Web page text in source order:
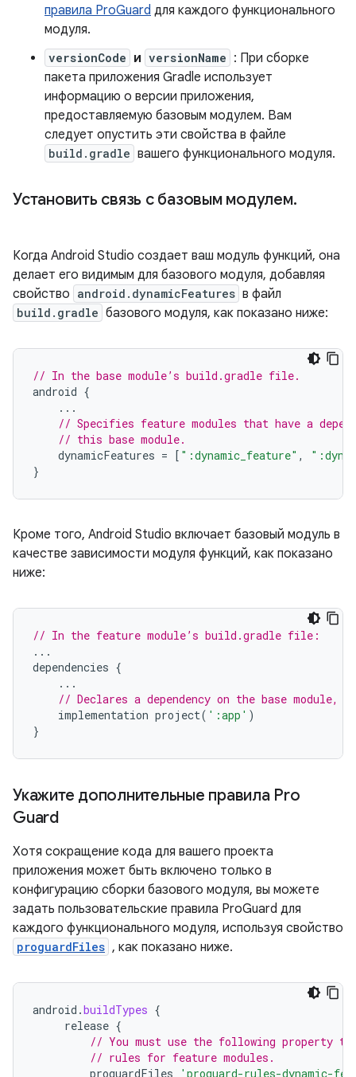
правила ProGuard для каждого функционального
модуля.
versionCode и versionName : При сборке
пакета приложения Gradle использует
информацию о версии приложения,
предоставляемую базовым модулем. Вам
следует опустить эти свойства в файле
build.gradle вашего функционального модуля.
Установить связь с базовым модулем.
Когда Android Studio создает ваш модуль функций, она
делает его видимым для базового модуля, добавляя
свойство android.dynamicFeatures в файл
build.gradle базового модуля, как показано ниже:
// In the base module’s build.gradle file.
android {
...
// Specifies feature modules that have a
// this base module.
dynamicFeatures = [ ":dynamic_feature" ,
}
Кроме того, Android Studio включает базовый модуль в
качестве зависимости модуля функций, как показано
ниже:
// In the feature module’s build.gradle file:
...
dependencies {
...
// Declares a dependency on the base module,
implementation project( ':app' )
}
Укажите дополнительные правила Pro
Guard
Хотя сокращение кода для вашего проекта
приложения может быть включено только в
конфигурацию сборки базового модуля, вы можете
задать пользовательские правила ProGuard для
каждого функционального модуля, используя свойство
proguardFiles , как показано ниже.
android .buildTypes {
release {
// You must use the following property
// rules for feature modules.
proguardFiles
'proguard-rules-dynamic-